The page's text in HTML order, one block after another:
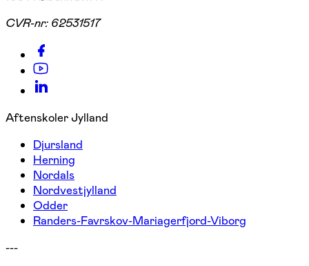
CVR-nr: 62531517
Aftenskoler Jylland
Djursland
Herning
Nordals
Nordvestjylland
Odder
Randers-Favrskov-Mariagerfjord-Viborg
---